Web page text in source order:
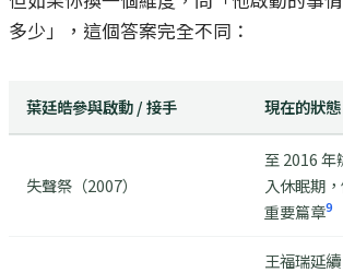
多少」，這個答案完全不同：
葉廷皓參與啟動 / 接手 現在的狀態
失聲祭（2007）
至 2016 年
入休眠期
重要篇章9
王福瑞延